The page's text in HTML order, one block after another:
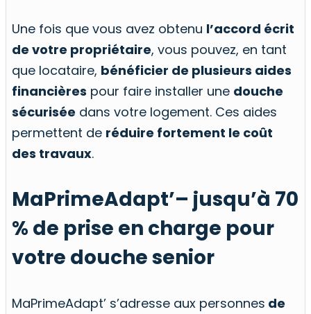
Une fois que vous avez obtenu l’accord écrit
de votre propriétaire, vous pouvez, en tant
que locataire, bénéficier de plusieurs aides
financières pour faire installer une douche
sécurisée dans votre logement. Ces aides
permettent de réduire fortement le coût
des travaux.
MaPrimeAdapt’– jusqu’à 70
% de prise en charge pour
votre douche senior
MaPrimeAdapt’ s’adresse aux personnes de